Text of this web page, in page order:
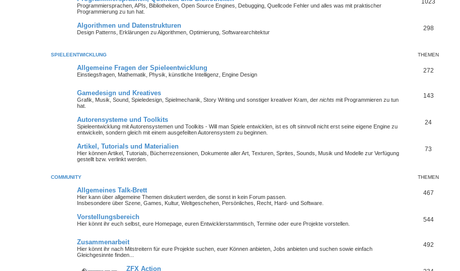
Programmiersprachen, APIs, Bibliotheken, Open Source Engines, Debugging, Quellcode Fehler und alles was mit praktischer
Programmierung zu tun hat.
1023
Algorithmen und Datenstrukturen
Design Patterns, Erklärungen zu Algorithmen, Optimierung, Softwarearchitektur
298
SPIELEENTWICKLUNG THEMEN
Allgemeine Fragen der Spieleentwicklung
Einstiegsfragen, Mathematik, Physik, künstliche Intelligenz, Engine Design
272
Gamedesign und Kreatives
Grafik, Musik, Sound, Spieledesign, Spielmechanik, Story Writing und sonstiger kreativer Kram, der nichts mit Programmieren zu tun
hat.
143
Autorensysteme und Toolkits
Spieleentwicklung mit Autorensystemen und Toolkits - Will man Spiele entwicklen, ist es oft sinnvoll nicht erst seine eigene Engine zu
entwickeln, sondern gleich mit einem ausgefeilten Autorensystem zu beginnen.
24
Artikel, Tutorials und Materialien
Hier können Artikel, Tutorials, Bücherrezensionen, Dokumente aller Art, Texturen, Sprites, Sounds, Musik und Modelle zur Verfügung
gestellt bzw. verlinkt werden.
73
COMMUNITY THEMEN
Allgemeines Talk-Brett
Hier kann über allgemeine Themen diskutiert werden, die sonst in kein Forum passen.
Insbesondere über Szene, Games, Kultur, Weltgeschehen, Persönliches, Recht, Hard- und Software.
467
Vorstellungsbereich
Hier könnt ihr euch selbst, eure Homepage, euren Entwicklerstammtisch, Termine oder eure Projekte vorstellen.
544
Zusammenarbeit
Hier könnt ihr nach Mitstreitern für eure Projekte suchen, euer Können anbieten, Jobs anbieten und suchen sowie einfach
Gleichgesinnte finden...
492
ZFX Action